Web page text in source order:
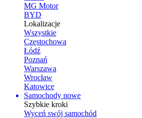
MG Motor
BYD
Lokalizacje
Wszystkie
Częstochowa
Łódź
Poznań
Warszawa
Wrocław
Katowice
Samochody nowe
Szybkie kroki
Wyceń swój samochód